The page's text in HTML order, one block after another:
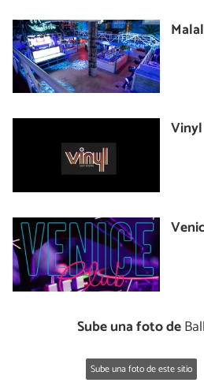
Vinyl
Sube una foto de
Sube una foto de este sitio